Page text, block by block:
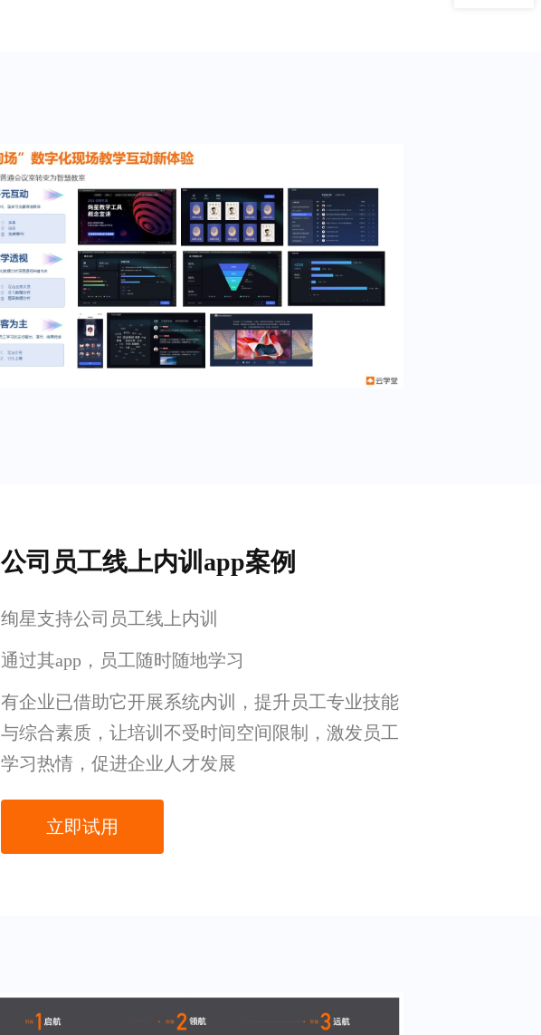
公司员工线上内训app案例
绚星支持公司员工线上内训
通过其app，员工随时随地学习
有企业已借助它开展系统内训，提升员工专业技能
与综合素质，让培训不受时间空间限制，激发员工
学习热情，促进企业人才发展
立即试用